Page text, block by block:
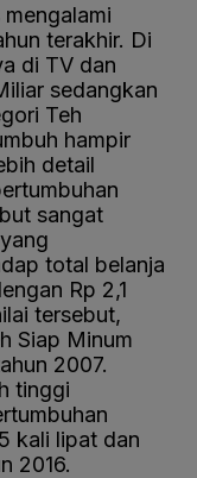
terakhir. Di
di TV dan
sedangkan
Teh
hampir
detail
sangat
total belanja
Rp 2,1
tersebut,
Siap Minum
2007.
tinggi
kali lipat dan
2016.